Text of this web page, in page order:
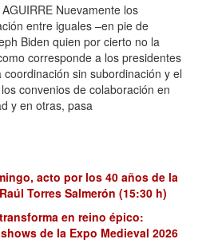
Nuevamente los
entre iguales –en pie de
Biden quien por cierto no la
corresponde a los presidentes
sin subordinación y el
convenios de colaboración en
y en otras, pasa
acto por los 40 años de la
Torres Salmerón (15:30 h)
en reino épico:
de la Expo Medieval 2026